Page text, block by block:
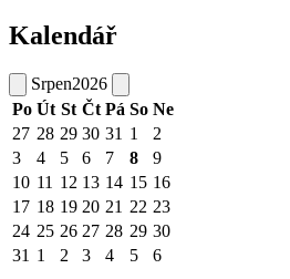
Kalendář
Srpen2026
Po Út St Čt Pá So Ne
27 28 29 30 31 1
2
3
4 5 6 7 8
9
10 11 12 13 14 15 16
17 18 19 20 21 22 23
24 25 26 27 28 29 30
31 1 2 3 4 5 6